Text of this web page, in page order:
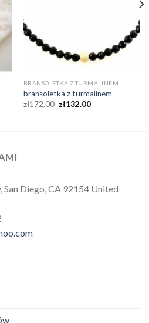
BRANSOLETKA Z TURMALINEM
bransoletka z turmalinem
zł172.00 zł132.00
Diego, CA 92154 United